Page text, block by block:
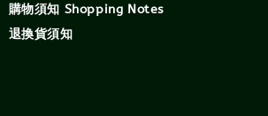
購物須知 Shopping Notes
退換貨須知